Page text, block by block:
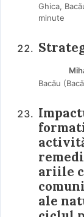
Ghica,
minute
Bacău
ariile
ale